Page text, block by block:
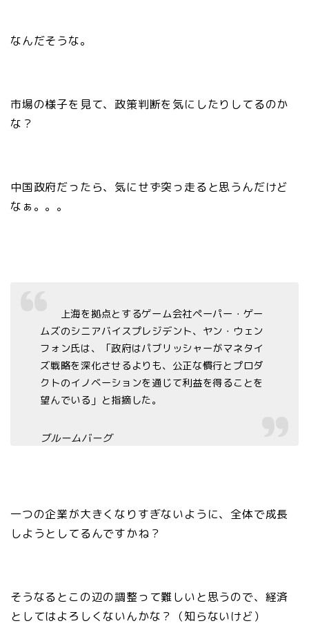
なんだそうな。
市場の様子を見て、政策判断を気にしたりしてるのか
な？
中国政府だったら、気にせず突っ走ると思うんだけど
なぁ。。。
上海を拠点とするゲーム会社ペーパー・ゲー
ムズのシニアバイスプレジデント、ヤン・ウェン
フォン氏は、「政府はパブリッシャーがマネタイ
ズ戦略を深化させるよりも、公正な慣行とプロダ
クトのイノベーションを通じて利益を得ることを
望んでいる」と指摘した。
ブルームバーグ
一つの企業が大きくなりすぎないように、全体で成長
しようとしてるんですかね？
そうなるとこの辺の調整って難しいと思うので、経済
としてはよろしくないんかな？（知らないけど）